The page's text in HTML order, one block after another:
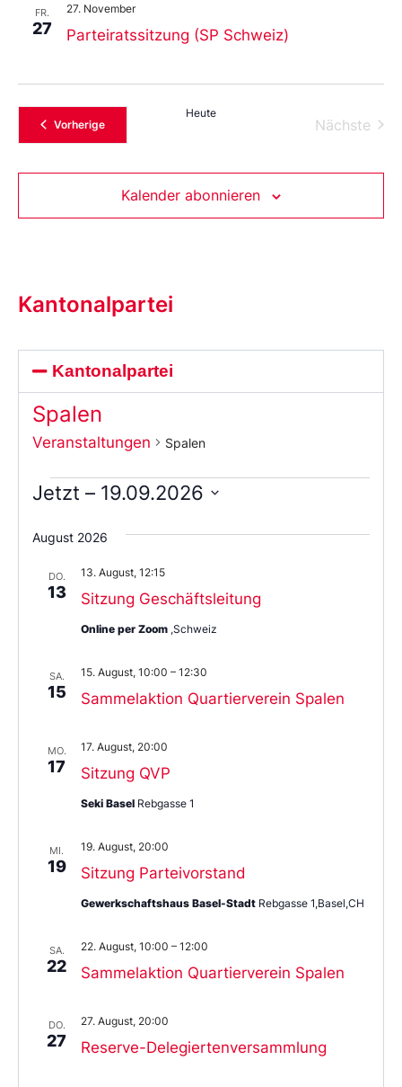
FR.
27 Parteiratssitzung (SP Schweiz)
27. November
VorherigeVeranstaltungen
Heute
Nächste
Kalender abonnieren
Kantonalpartei
Kantonalpartei
Spalen
Veranstaltungen Spalen
Jetzt – 19.09.2026
Sie
das
aus.
August 2026
DO.
13 Sitzung Geschäftsleitung
13. August, 12:15
Online per Zoom ,Schweiz
SA.
15 Sammelaktion Quartierverein Spalen
15. August, 10:00 – 12:30
MO.
17 Sitzung QVP
17. August, 20:00
Seki Basel Rebgasse 1
MI.
19 Sitzung Parteivorstand
19. August, 20:00
Gewerkschaftshaus Basel-Stadt Rebgasse 1,Basel,CH
SA.
22 Sammelaktion Quartierverein Spalen
22. August, 10:00 – 12:00
DO.
27 Reserve-Delegiertenversammlung
27. August, 20:00